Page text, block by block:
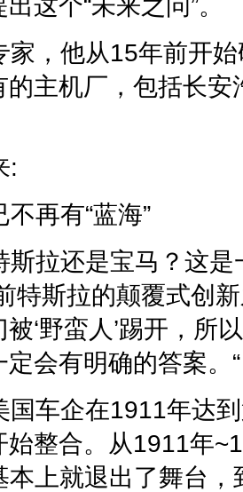
这个“未来之问”。
家，他从15年前开
的主机厂，包括长
:
再有“蓝海”
斯拉还是宝马？这
特斯拉的颠覆式创
‘野蛮人’踢开，所
会有明确的答案。“
国车企在1911年达
始整合。从1911年
本上就退出了舞台